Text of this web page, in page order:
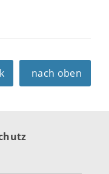
nach oben